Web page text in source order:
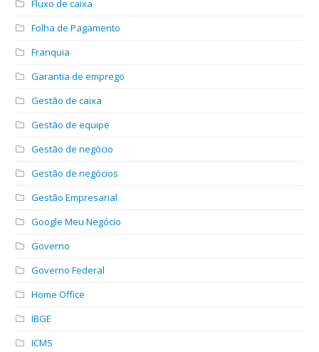
Fluxo de caixa
Folha de Pagamento
Franquia
Garantia de emprego
Gestão de caixa
Gestão de equipe
Gestão de negócio
Gestão de negócios
Gestão Empresarial
Google Meu Negócio
Governo
Governo Federal
Home Office
IBGE
ICMS